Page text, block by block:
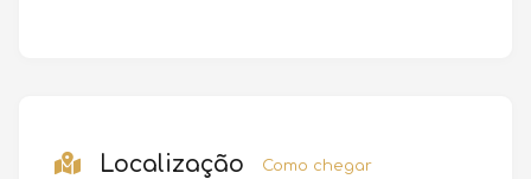
Localização Como chegar